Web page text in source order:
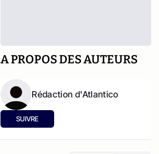
A PROPOS DES AUTEURS
Rédaction d'Atlantico
SUIVRE